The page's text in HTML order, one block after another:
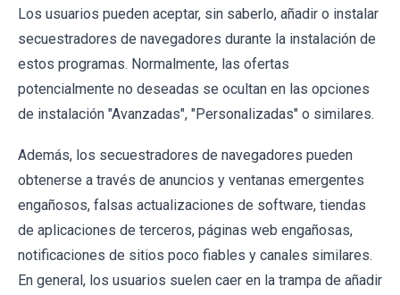
Los usuarios pueden aceptar, sin saberlo, añadir o instalar
secuestradores de navegadores durante la instalación de
estos programas. Normalmente, las ofertas
potencialmente no deseadas se ocultan en las opciones
de instalación "Avanzadas", "Personalizadas" o similares.
Además, los secuestradores de navegadores pueden
obtenerse a través de anuncios y ventanas emergentes
engañosos, falsas actualizaciones de software, tiendas
de aplicaciones de terceros, páginas web engañosas,
notificaciones de sitios poco fiables y canales similares.
En general, los usuarios suelen caer en la trampa de añadir